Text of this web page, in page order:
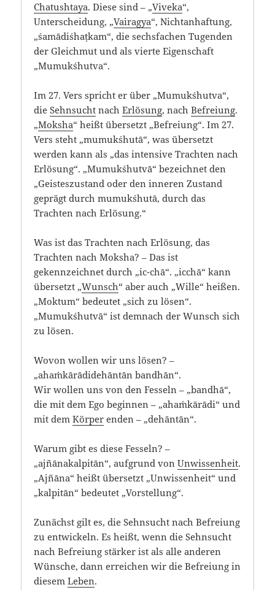
Chatushtaya. Diese sind – „Viveka“,
Unterscheidung, „Vairagya“, Nichtanhaftung,
„śamādiśhaṭkam“, die sechsfachen Tugenden
der Gleichmut und als vierte Eigenschaft
„Mumukśhutva“.
Im 27. Vers spricht er über „Mumukśhutva“,
dieSehnsucht nachErlösung, nachBefreiung.
„Moksha“ heißt übersetzt „Befreiung“. Im 27.
Vers steht „mumukśhutā“, was übersetzt
werden kann als „das intensive Trachten nach
Erlösung“. „Mumukśhutvā“ bezeichnet den
„Geisteszustand oder den inneren Zustand
geprägt durch mumukśhutā, durch das
Trachten nach Erlösung.“
Was ist das Trachten nach Erlösung, das
Trachten nach Moksha? – Das ist
gekennzeichnet durch „ic-chā“. „icchā“ kann
übersetzt „Wunsch“ aber auch „Wille“ heißen.
„Moktum“ bedeutet „sich zu lösen“.
„Mumukśhutvā“ ist demnach der Wunsch sich
zu lösen.
Wovon wollen wir uns lösen? –
„ahaṁkārādidehāntān bandhān“.
Wir wollen uns von den Fesseln – „bandhā“,
die mit dem Ego beginnen – „ahaṁkārādi“ und
mit demKörper enden – „dehāntān“.
Warum gibt es diese Fesseln? –
„ajñānakalpitān“, aufgrund vonUnwissenheit.
„Ajñāna“ heißt übersetzt „Unwissenheit“ und
„kalpitān“ bedeutet „Vorstellung“.
Zunächst gilt es, die Sehnsucht nach Befreiung
zu entwickeln. Es heißt, wenn die Sehnsucht
nach Befreiung stärker ist als alle anderen
Wünsche, dann erreichen wir die Befreiung in
diesemLeben.